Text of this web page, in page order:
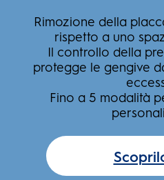
Rimozione della
rispetto a uno
Il controllo della
protegge le gengive
Fino a 5 modalità